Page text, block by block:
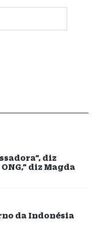
diz
diz Magda
da Indonésia